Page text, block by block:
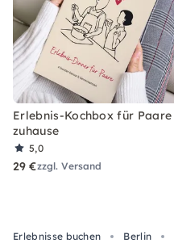
Erlebnis-Kochbox für Paare
zuhause
5,0
29 €zzgl. Versand
Erlebnisse buchen Berlin